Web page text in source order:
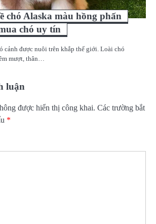
chó Alaska màu hồng phấn
chó uy tín
cảnh được nuôi trên khắp thế giới. Loài chó
mượt, thân…
luận
được hiển thị công khai. Các trường bắt
*